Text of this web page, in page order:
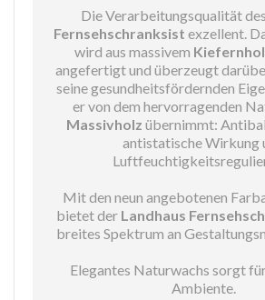
Die Verarbeitungsqualität
Fernsehschranksist exzellent.
wird aus massivem
angefertigt und überzeugt
seine gesundheitsfördernden
er von dem hervorragenden
Massivholz übernimmt:
antistatische Wirkung
Mit den neun angebotenen
bietet der Landhaus
breites Spektrum an
Elegantes Naturwachs sorgt
Ambiente.